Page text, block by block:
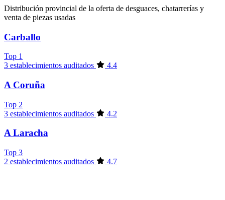
Distribución provincial de la oferta de desguaces, chatarrerías y
venta de piezas usadas
Carballo
Top 1
3 establecimientos auditados
4.4
A Coruña
Top 2
3 establecimientos auditados
4.2
A Laracha
Top 3
2 establecimientos auditados
4.7